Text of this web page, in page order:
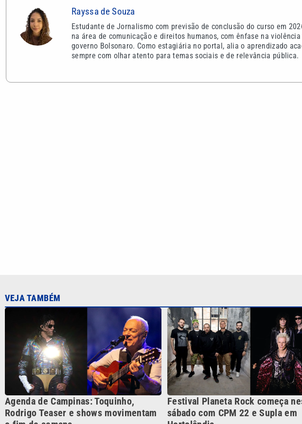
Rayssa de Souza
Estudante de Jornalismo com previsão de conclusão do curso em
na área de comunicação e direitos humanos, com ênfase na
governo Bolsonaro. Como estagiária no portal, alia o aprendizado
sempre com olhar atento para temas sociais e de relevância pública.
Rodrigo Teaser e shows movimentam
o fim de semana
VTV é afiliada do SBT na
Região Metropolitana de
CATEGORIAS
Cotidiano Esportes
Polícia Política